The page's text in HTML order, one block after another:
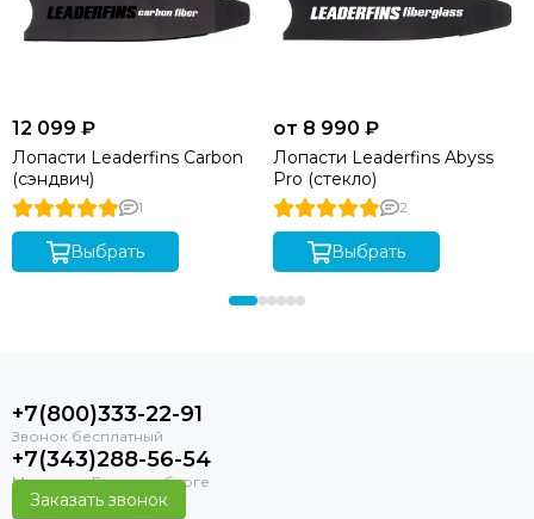
12 099 ₽
Лопасти Leaderfins Carbon
(сэндвич)
1
Выбрать
от 8 990 ₽
Лопасти Leaderfins Abyss
Pro (стекло)
2
Выбрать
+7(800)333-22-91
+7(343)288-56-54
Заказать звонок